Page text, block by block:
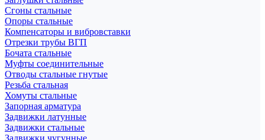
Сгоны стальные
Опоры стальные
Компенсаторы и вибровставки
Отрезки трубы ВГП
Бочата стальные
Муфты соединительные
Отводы стальные гнутые
Резьба стальная
Хомуты стальные
Запорная арматура
Задвижки латунные
Задвижки стальные
Задвижки чугунные